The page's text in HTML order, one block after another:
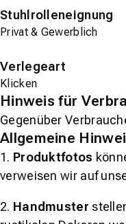
Stuhlrolleneignung
Privat & Gewerblich
Verlegeart
Klicken
Hinweis für
Gegenüber
Allgemeine
1. Produktfotos
verweisen wir auf
2. Handmuster